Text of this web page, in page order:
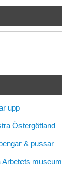
upp
Östergötland
& pussar
museum